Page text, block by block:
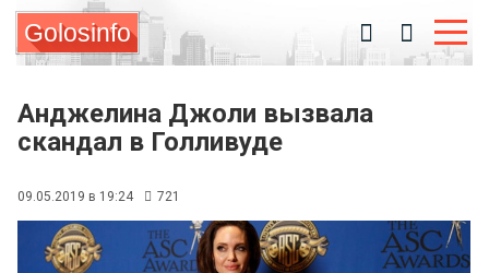
Golosinfo
Анджелина Джоли вызвала
скандал в Голливуде
09.05.2019 в 19:24 721